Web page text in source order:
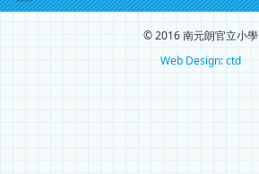
© 2016 南元朗官立小學
Web Design: ctd